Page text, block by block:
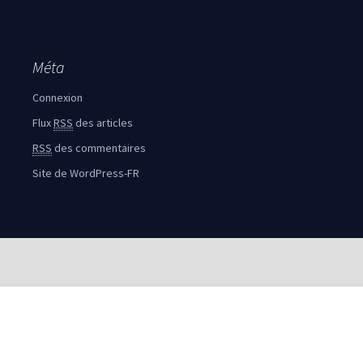
Méta
Connexion
FluxRSS des articles
RSS des commentaires
Site de WordPress-FR